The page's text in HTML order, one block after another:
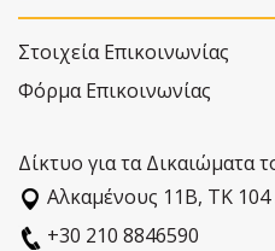
Στοιχεία Επικοινωνίας
Φόρμα Επικοινωνίας
Δίκτυο για τα Δικαιώματα
Αλκαµένους 11Β, ΤΚ
+30 210 8846590